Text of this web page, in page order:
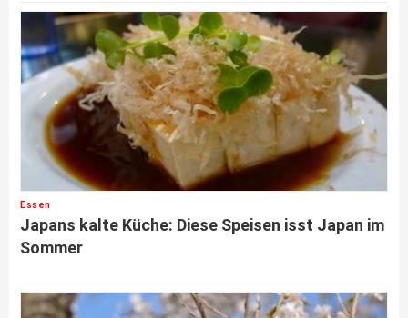
Essen
Japans kalte Küche: Diese Speisen isst Japan im
Sommer